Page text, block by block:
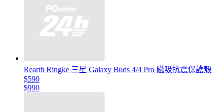
Rearth Ringke 三星 Galaxy Buds 4/4 Pro 磁吸抗震保護殼
$590
$990